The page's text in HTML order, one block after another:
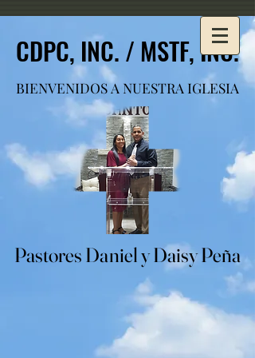
CDPC, INC. / MSTF, INC.
CDPC, INC. / MSTF, INC.
BIENVENIDOS A NUESTRA IGLESIA
BIENVENIDOS A NUESTRA IGLESIA
Pastores Daniel y Daisy Peña
Pastores Daniel y Daisy Peña